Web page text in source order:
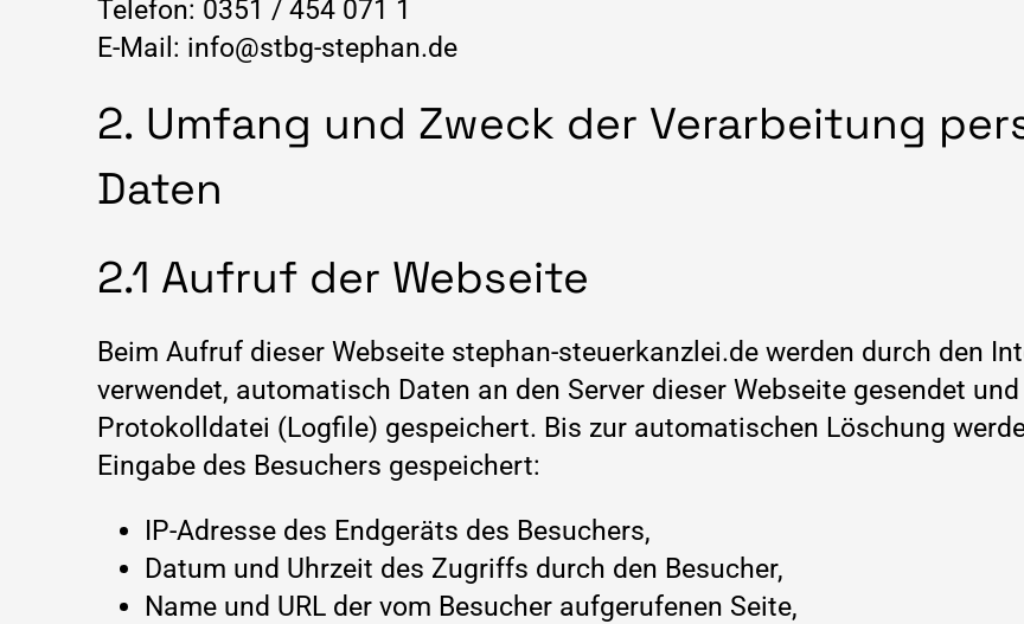
Telefon: 0351 / 454 071 1
E-Mail: info@stbg-stephan.de
2. Umfang und Zweck der Verarbeitung
Daten
2.1 Aufruf der Webseite
Beim Aufruf dieser Webseite stephan-steuerkanzlei.de werden durch den
verwendet, automatisch Daten an den Server dieser Webseite gesendet
Protokolldatei (Logfile) gespeichert. Bis zur automatischen Löschung
Eingabe des Besuchers gespeichert:
IP-Adresse des Endgeräts des Besuchers,
Datum und Uhrzeit des Zugriffs durch den Besucher,
Name und URL der vom Besucher aufgerufenen Seite,